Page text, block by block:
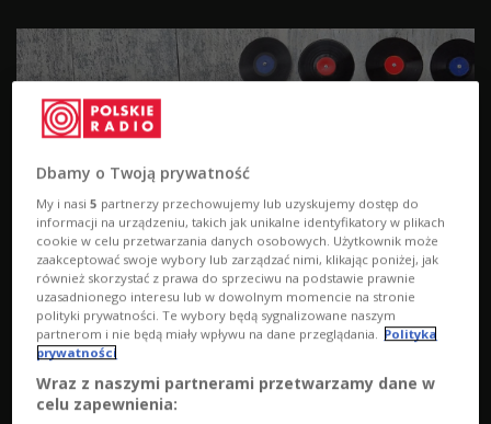
Wolę starsze, wolę młodsze 17.05.2022 00:00
Dbamy o Twoją prywatność
My i nasi5 partnerzy przechowujemy lub uzyskujemy dostęp do
informacji na urządzeniu, takich jak unikalne identyfikatory w plikach
cookie w celu przetwarzania danych osobowych. Użytkownik może
zaakceptować swoje wybory lub zarządzać nimi, klikając poniżej, jak
również skorzystać z prawa do sprzeciwu na podstawie prawnie
uzasadnionego interesu lub w dowolnym momencie na stronie
polityki prywatności. Te wybory będą sygnalizowane naszym
partnerom i nie będą miały wpływu na dane przeglądania. Polityka
prywatności
Wraz z naszymi partnerami przetwarzamy dane w
celu zapewnienia: